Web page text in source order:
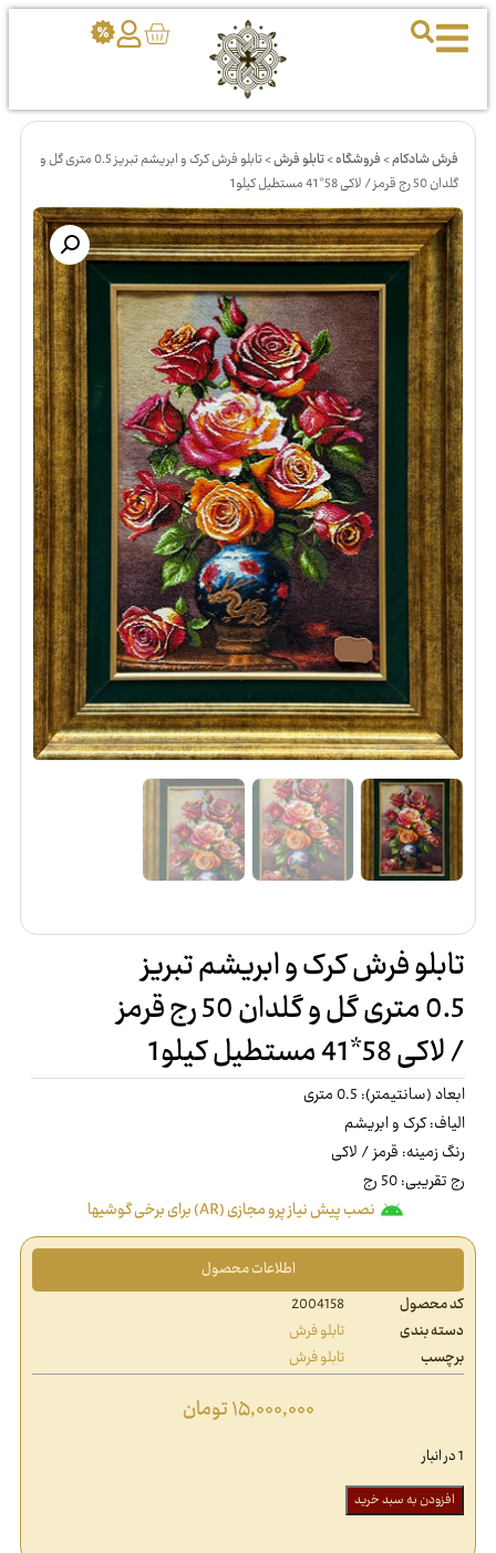
فرش شادکام>فروشگاه>تابلو فرش>
تابلو فرش کرک و ابریشم تبریز 0.5 متری گل و
گلدان 50 رج قرمز / لاکی 58*41 مستطیل کیلو1
تابلو فرش کرک و ابریشم تبریز
0.5 متری گل و گلدان 50 رج قرمز
/ لاکی 58*41 مستطیل کیلو1
ابعاد (سانتیمتر): 0.5 متری
الیاف: کرک و ابریشم
رنگ زمینه: قرمز / لاکی
رج تقریبی: 50 رج
نصب پیش نیاز پرو مجازی (AR) برای برخی گوشیها
اطلاعات محصول
کد محصول
2004158
دسته بندی
تابلو فرش
برچسب
تابلو فرش
۱۵,۰۰۰,۰۰۰تومان
1 در انبار
افزودن به سبد خرید